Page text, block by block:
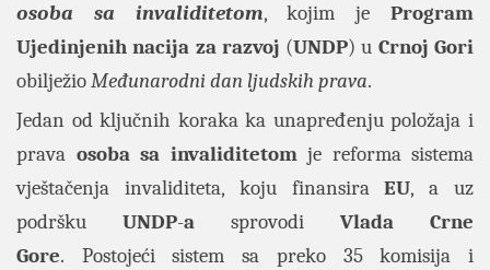
osoba sa invaliditetom, kojim jeProgram
Ujedinjenih nacija za razvoj (UNDP) u Crnoj Gori
obilježioMeđunarodni dan ljudskih prava.
Jedan od ključnih koraka ka unapređenju položaja i
prava osoba sa invaliditetomje reforma sistema
vještačenja invaliditeta, koju finansiraEU, a uz
podršku UNDP-a sprovodi Vlada Crne
Gore. Postojeći sistem sa preko 35 komisija i